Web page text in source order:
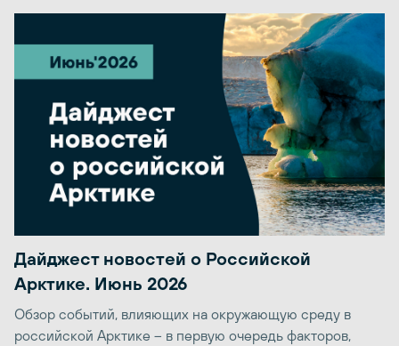
Дайджест новостей о Российской
Арктике. Июнь 2026
Обзор событий, влияющих на окружающую среду в
российской Арктике – в первую очередь факторов,